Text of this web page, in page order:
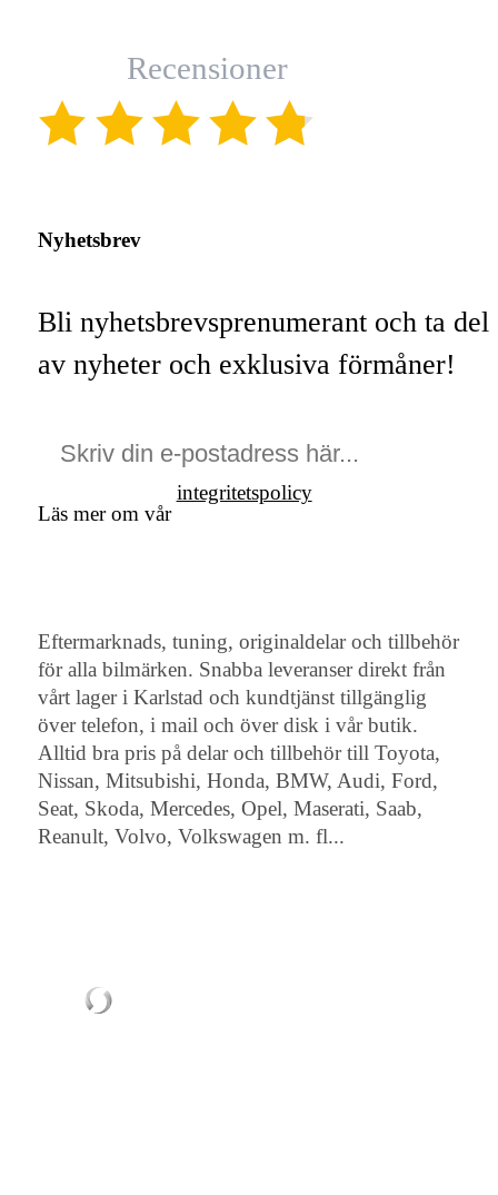
Recensioner
Nyhetsbrev
Bli nyhetsbrevsprenumerant och ta del
av nyheter och exklusiva förmåner!
Läs mer om vår
integritetspolicy
Eftermarknads, tuning, originaldelar och tillbehör
för alla bilmärken. Snabba leveranser direkt från
vårt lager i Karlstad och kundtjänst tillgänglig
över telefon, i mail och över disk i vår butik.
Alltid bra pris på delar och tillbehör till Toyota,
Nissan, Mitsubishi, Honda, BMW, Audi, Ford,
Seat, Skoda, Mercedes, Opel, Maserati, Saab,
Reanult, Volvo, Volkswagen m. fl...